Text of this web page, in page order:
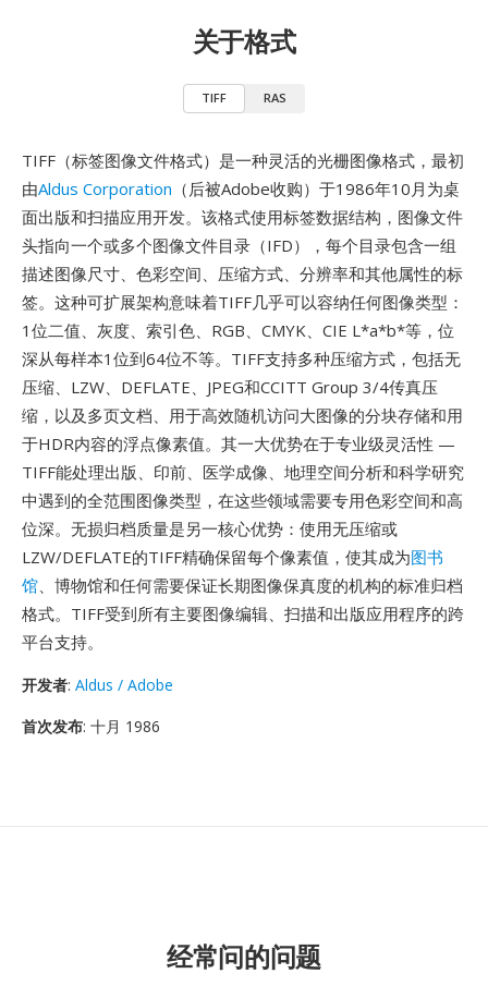
关于格式
TIFF RAS
TIFF（标签图像文件格式）是一种灵活的光栅图像格式，最初
由Aldus Corporation （后被Adobe收购）于1986年10月为桌
面出版和扫描应用开发。该格式使用标签数据结构，图像文件
头指向一个或多个图像文件目录（IFD），每个目录包含一组
描述图像尺寸、色彩空间、压缩方式、分辨率和其他属性的标
签。这种可扩展架构意味着TIFF几乎可以容纳任何图像类型：
1位二值、灰度、索引色、RGB、CMYK、CIE L*a*b*等，位
深从每样本1位到64位不等。TIFF支持多种压缩方式，包括无
压缩、LZW、DEFLATE、JPEG和CCITT Group 3/4传真压
缩，以及多页文档、用于高效随机访问大图像的分块存储和用
于HDR内容的浮点像素值。其一大优势在于专业级灵活性 —
TIFF能处理出版、印前、医学成像、地理空间分析和科学研究
中遇到的全范围图像类型，在这些领域需要专用色彩空间和高
位深。无损归档质量是另一核心优势：使用无压缩或
LZW/DEFLATE的TIFF精确保留每个像素值，使其成为图书
馆、博物馆和任何需要保证长期图像保真度的机构的标准归档
格式。TIFF受到所有主要图像编辑、扫描和出版应用程序的跨
平台支持。
开发者: Aldus / Adobe
首次发布: 十月 1986
经常问的问题